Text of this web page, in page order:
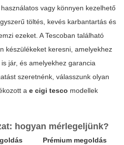
vagy könnyen kezelhető
töltés, kevés karbantartás és
ezeket. A Tescoban található
készülékeket keresni, amelyekhez
jár, és amelyekhez garancia
szeretnénk, válasszunk olyan
a e cigi tesco modellek
hogyan mérlegeljünk?
Prémium megoldás